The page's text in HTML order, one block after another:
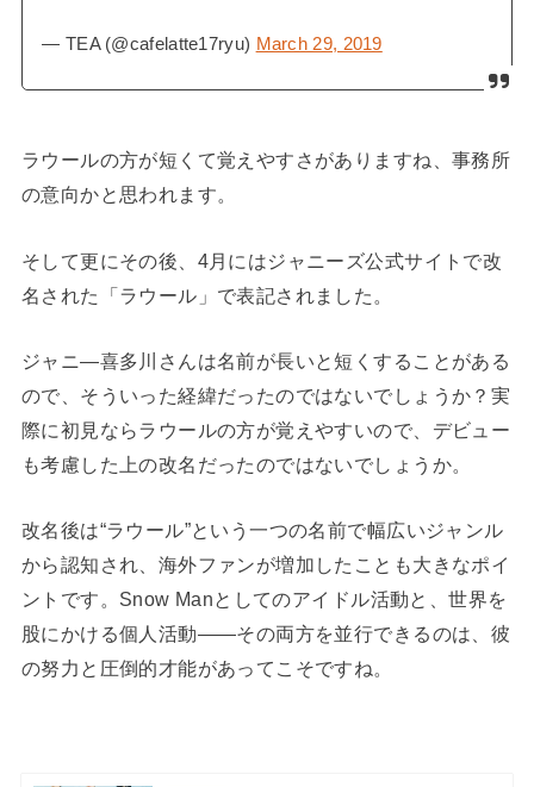
— TEA (@cafelatte17ryu) March 29, 2019
ラウールの方が短くて覚えやすさがありますね、事務所
の意向かと思われます。
そして更にその後、4月にはジャニーズ公式サイトで改
名された「ラウール」で表記されました。
ジャニ―喜多川さんは名前が長いと短くすることがある
ので、そういった経緯だったのではないでしょうか？実
際に初見ならラウールの方が覚えやすいので、デビュー
も考慮した上の改名だったのではないでしょうか。
改名後は“ラウール”という一つの名前で幅広いジャンル
から認知され、海外ファンが増加したことも大きなポイ
ントです。Snow Manとしてのアイドル活動と、世界を
股にかける個人活動――その両方を並行できるのは、彼
の努力と圧倒的才能があってこそですね。